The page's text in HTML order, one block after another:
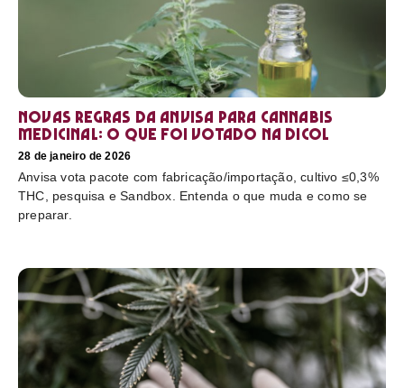
Novas regras da Anvisa para cannabis
medicinal: o que foi votado na Dicol
28 de janeiro de 2026
Anvisa vota pacote com fabricação/importação, cultivo ≤0,3%
THC, pesquisa e Sandbox. Entenda o que muda e como se
preparar.